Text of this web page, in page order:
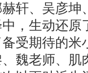
轩、吴彦坤
，生动还原
受期待的米
魏老师、肌